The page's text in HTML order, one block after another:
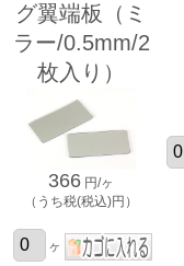
グ翼端板（ミ
ラー/0.5mm/2
枚入り）
366 円/ヶ
（うち税(税込)円）
ヶ